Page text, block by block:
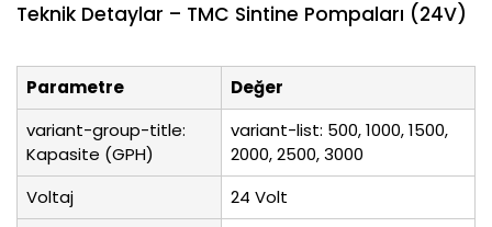
Teknik Detaylar – TMC Sintine Pompaları (24V)
Parametre
Değer
variant-group-title:
Kapasite (GPH)
variant-list: 500, 1000, 1500,
2000, 2500, 3000
Voltaj
24 Volt